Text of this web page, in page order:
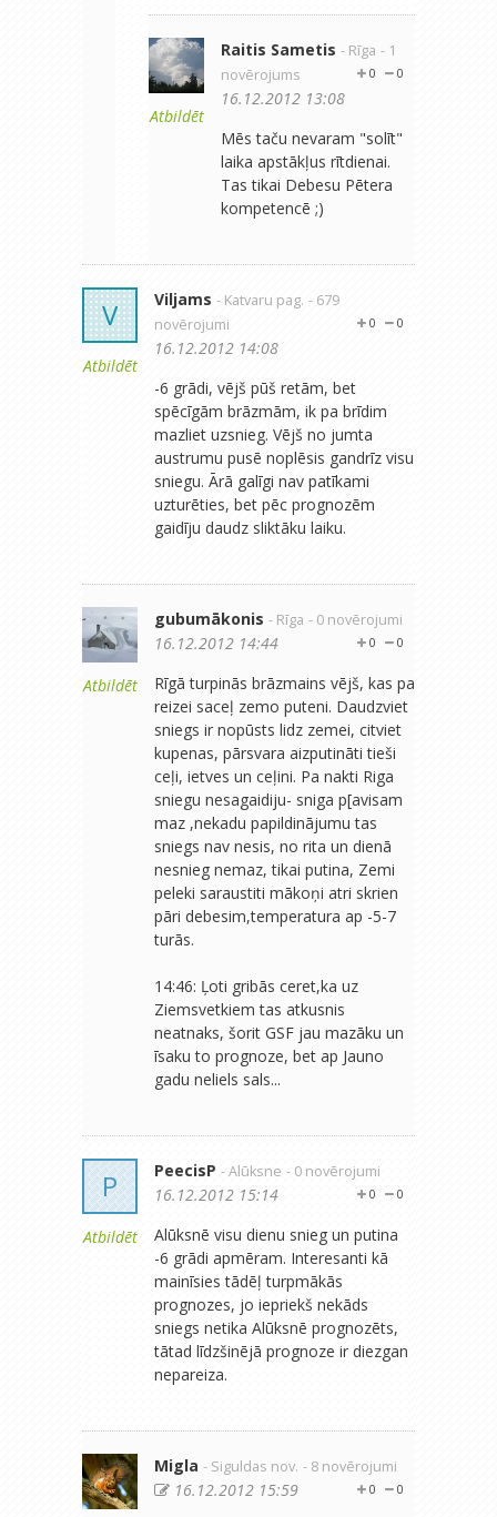
Atbildēt
Raitis Sametis - Rīga - 1
novērojums
0
0
16.12.2012 13:08
Mēs taču nevaram "solīt"
laika apstākļus rītdienai.
Tas tikai Debesu Pētera
kompetencē ;)
V
Atbildēt
Viljams - Katvaru pag. - 679
novērojumi
0
0
16.12.2012 14:08
-6 grādi, vējš pūš retām, bet
spēcīgām brāzmām, ik pa brīdim
mazliet uzsnieg. Vējš no jumta
austrumu pusē noplēsis gandrīz visu
sniegu. Ārā galīgi nav patīkami
uzturēties, bet pēc prognozēm
gaidīju daudz sliktāku laiku.
Atbildēt
gubumākonis - Rīga - 0 novērojumi
0
0
16.12.2012 14:44
Rīgā turpinās brāzmains vējš, kas pa
reizei saceļ zemo puteni. Daudzviet
sniegs ir nopūsts lidz zemei, citviet
kupenas, pārsvara aizputināti tieši
ceļi, ietves un ceļini. Pa nakti Riga
sniegu nesagaidiju- sniga p[avisam
maz ,nekadu papildinājumu tas
sniegs nav nesis, no rita un dienā
nesnieg nemaz, tikai putina, Zemi
peleki saraustiti mākoņi atri skrien
pāri debesim,temperatura ap -5-7
turās.
14:46: Ļoti gribās ceret,ka uz
Ziemsvetkiem tas atkusnis
neatnaks, šorit GSF jau mazāku un
īsaku to prognoze, bet ap Jauno
gadu neliels sals...
P
Atbildēt
PeecisP - Alūksne - 0 novērojumi
0
0
16.12.2012 15:14
Alūksnē visu dienu snieg un putina
-6 grādi apmēram. Interesanti kā
mainīsies tādēļ turpmākās
prognozes, jo iepriekš nekāds
sniegs netika Alūksnē prognozēts,
tātad līdzšinējā prognoze ir diezgan
nepareiza.
Migla - Siguldas nov. - 8 novērojumi
0
0
16.12.2012 15:59